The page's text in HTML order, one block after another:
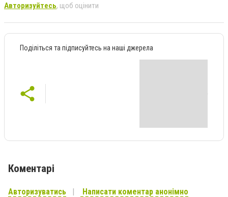
Авторизуйтесь, щоб оцінити
Поділіться та підписуйтесь на наші джерела
Коментарі
Авторизуватись Написати коментар анонімно